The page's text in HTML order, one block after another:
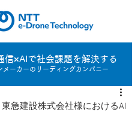
信×AIで社会課題を解決する
メーカーのリーディングカンパニー
東急建設株式会社様におけるAI